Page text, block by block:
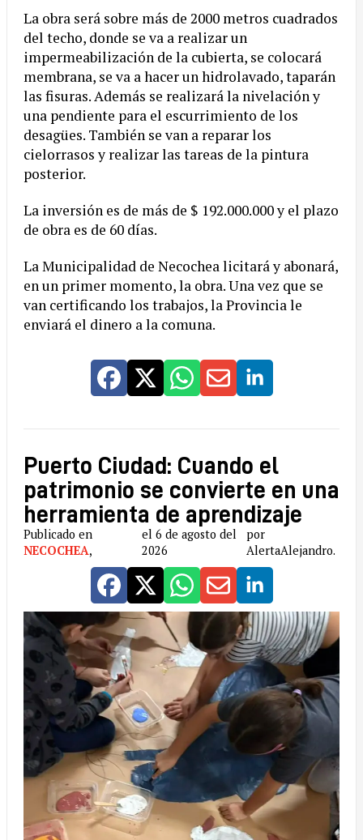
La obra será sobre más de 2000 metros cuadrados
del techo, donde se va a realizar un
impermeabilización de la cubierta, se colocará
membrana, se va a hacer un hidrolavado, taparán
las fisuras. Además se realizará la nivelación y
una pendiente para el escurrimiento de los
desagües. También se van a reparar los
cielorrasos y realizar las tareas de la pintura
posterior.
La inversión es de más de $ 192.000.000 y el plazo
de obra es de 60 días.
La Municipalidad de Necochea licitará y abonará,
en un primer momento, la obra. Una vez que se
van certificando los trabajos, la Provincia le
enviará el dinero a la comuna.
Puerto Ciudad: Cuando el
patrimonio se convierte en una
herramienta de aprendizaje
Publicado en
NECOCHEA,
el 6 de agosto del
2026
por
AlertaAlejandro.